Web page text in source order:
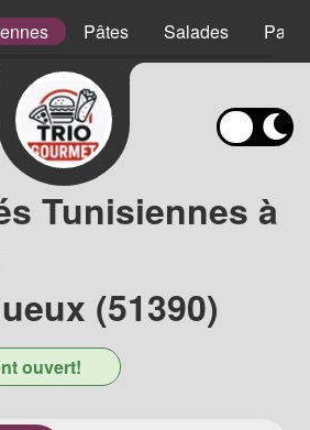
Pâtes Salades
Tunisiennes à
(51390)
ouvert!